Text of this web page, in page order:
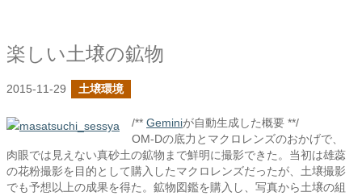
楽しい土壌の鉱物
2015-11-29 土壌環境
/** Geminiが自動生成した概要 **/
OM-Dの底力とマクロレンズのおかげで、
肉眼では見えない真砂土の鉱物まで鮮明に撮影できた。当初は雄蕊
の花粉撮影を目的として購入したマクロレンズだったが、土壌撮影
でも予想以上の成果を得た。鉱物図鑑を購入し、写真から土壌の組